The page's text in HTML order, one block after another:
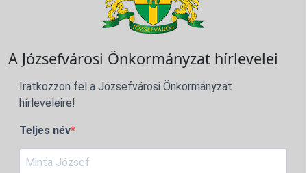
A Józsefvárosi Önkormányzat hírlevelei
Iratkozzon fel a Józsefvárosi Önkormányzat
hírleveleire!
Teljes név